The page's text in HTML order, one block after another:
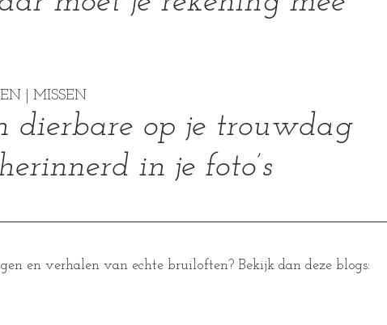
| MISSEN
dierbare op je trouwdag
in je foto’s
en verhalen van echte bruiloften? Bekijk dan deze blogs: